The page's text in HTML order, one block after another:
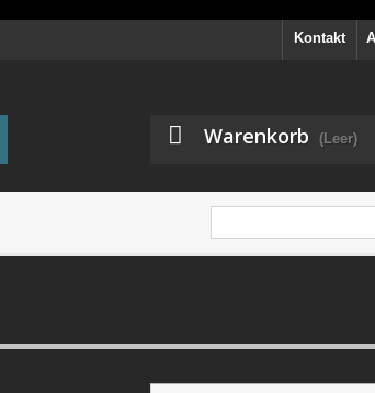
Kontakt
Warenkorb (Leer)